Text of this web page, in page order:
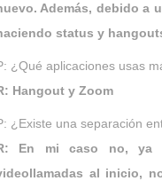
Además, debido a
status y
¿Qué aplicaciones usas
Hangout y Zoom
¿Existe una separación
En mi caso no, ya
al inicio,